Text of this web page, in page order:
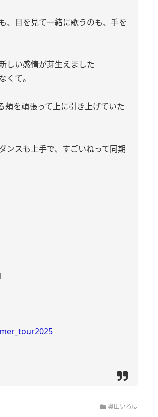
、目を見て一緒に歌うのも、手を
しい感情が芽生えました
くて。
頬を頑張って上に引き上げていた
ンスも上手で、すごいねって同期
奥田いろは